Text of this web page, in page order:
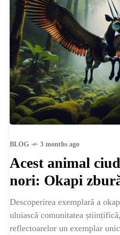
BLOG 3 months ago
Acest animal
nori: Okapi
Descoperirea exemplară a
uluiască comunitatea
reflectoarelor un exemplar